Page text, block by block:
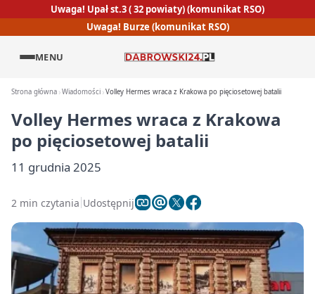
Uwaga! Upał st.3 ( 32 powiaty) (komunikat RSO)
Uwaga! Burze (komunikat RSO)
MENU
Strona główna Wiadomości Volley Hermes wraca z Krakowa po pięciosetowej batalii
Volley Hermes wraca z Krakowa
po pięciosetowej batalii
11 grudnia 2025
2 min czytania Udostępnij